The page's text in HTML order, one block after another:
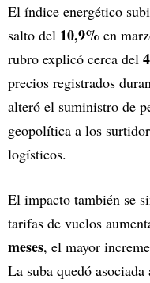
El índice energético
salto del 10,9% en
rubro explicó cerca del
precios registrados
alteró el suministro de
geopolítica a los
logísticos.
El impacto también se
tarifas de vuelos
meses, el mayor
La suba quedó